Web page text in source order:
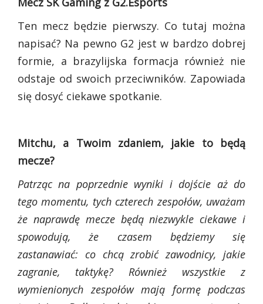
Ten mecz będzie pierwszy. Co tutaj można
napisać? Na pewno G2 jest w bardzo dobrej
formie, a brazylijska formacja również nie
odstaje od swoich przeciwników. Zapowiada
się dosyć ciekawe spotkanie.
Mitchu, a Twoim zdaniem, jakie to będą
mecze?
Patrząc na poprzednie wyniki i dojście aż do
tego momentu, tych czterech zespołów, uważam
że naprawdę mecze będą niezwykle ciekawe i
spowodują, że czasem będziemy się
zastanawiać: co chcą zrobić zawodnicy, jakie
zagranie, taktykę? Również wszystkie z
wymienionych zespołów mają formę podczas